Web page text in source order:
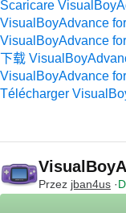
Scaricare
VisualBoyAdvance
VisualBoyAdvance
下载
VisualBoyAdvance
Télécharger
Przez jban4us